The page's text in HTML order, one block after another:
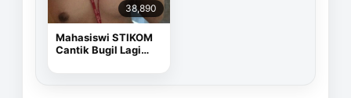
38,890
Mahasiswi STIKOM
Cantik Bugil Lagi